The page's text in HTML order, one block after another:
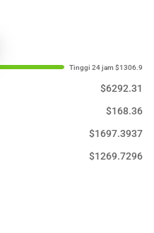
$6292.31
$168.36
$1697.3937
$1269.7296